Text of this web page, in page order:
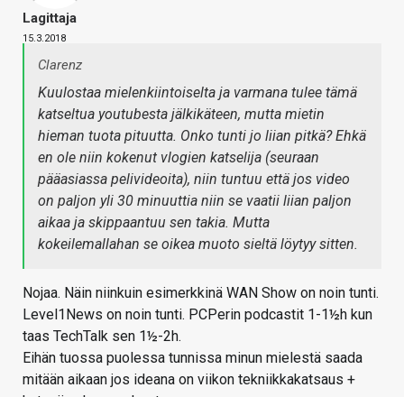
Lagittaja
15.3.2018
Clarenz
Kuulostaa mielenkiintoiselta ja varmana tulee tämä
katseltua youtubesta jälkikäteen, mutta mietin
hieman tuota pituutta. Onko tunti jo liian pitkä? Ehkä
en ole niin kokenut vlogien katselija (seuraan
pääasiassa pelivideoita), niin tuntuu että jos video
on paljon yli 30 minuuttia niin se vaatii liian paljon
aikaa ja skippaantuu sen takia. Mutta
kokeilemallahan se oikea muoto sieltä löytyy sitten.
Nojaa. Näin niinkuin esimerkkinä WAN Show on noin tunti.
Level1News on noin tunti. PCPerin podcastit 1-1½h kun
taas TechTalk sen 1½-2h.
Eihän tuossa puolessa tunnissa minun mielestä saada
mitään aikaan jos ideana on viikon tekniikkakatsaus +